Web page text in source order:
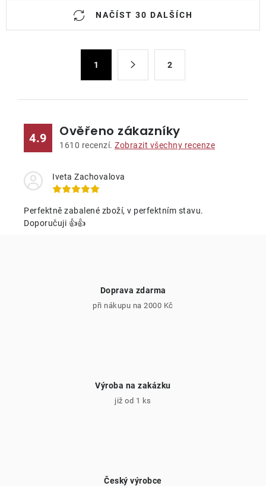
O
NAČÍST 30 DALŠÍCH
1 2
4.9 Ověřeno zákazníky
1610 recenzí. Zobrazit všechny recenze
Iveta Zachovalova
Perfektně zabalené zboží, v perfektním stavu.
Doporučuji 👍👍
Doprava zdarma
při nákupu na 2000 Kč
Výroba na zakázku
již od 1 ks
Český výrobce